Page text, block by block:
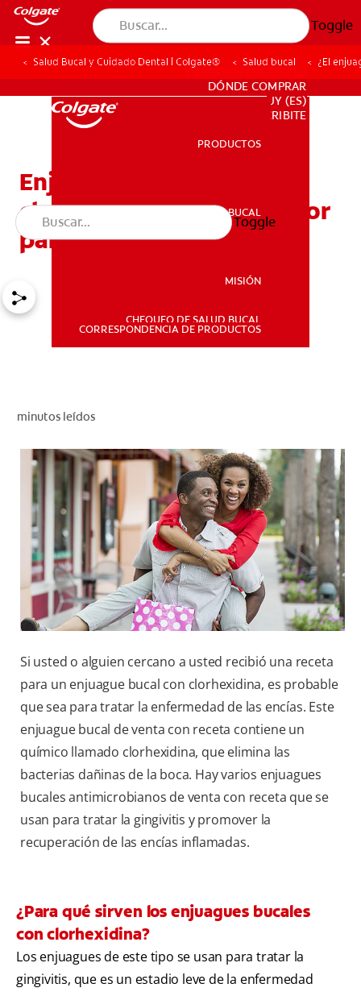
Toggle
SALUD BUCAL
PARA PROFESIONALES
DÓNDE COMPRAR
UY (ES)
SUSCRIBITE
PARA PROFESIONALES
DÓNDE COMPRAR
UY (ES)
SUSCRIBITE
PRODUCTOS
SALUD BUCAL
MISIÓN
CHEQUEO DE SALUD BUCAL
CORRESPONDENCIA DE PRODUCTOS
Toggle
Salud Bucal y Cuidado Dental | Colgate® Salud bucal ¿El
Enjuagues bucales con
clorhexidina: ¿Son lo mejor
para usted?
minutos leídos
Si usted o alguien cercano a usted recibió una receta
para un enjuague bucal con clorhexidina, es probable
que sea para tratar la enfermedad de las encías. Este
enjuague bucal de venta con receta contiene un
químico llamado clorhexidina, que elimina las
bacterias dañinas de la boca. Hay varios enjuagues
bucales antimicrobianos de venta con receta que se
usan para tratar la gingivitis y promover la
recuperación de las encías inflamadas.
¿Para qué sirven los enjuagues bucales
con clorhexidina?
Los enjuagues de este tipo se usan para tratar la
gingivitis, que es un estadio leve de la enfermedad